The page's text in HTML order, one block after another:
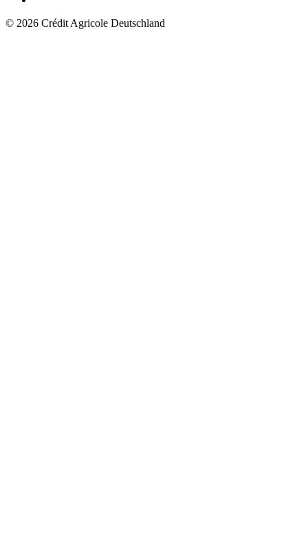
© 2026 Crédit Agricole Deutschland